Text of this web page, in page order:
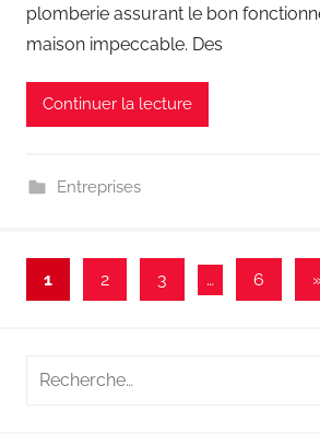
plomberie assurant le bon
maison impeccable. Des
Continuer la lecture
Entreprises
Pagination
1 2 3 … 6
Recherche